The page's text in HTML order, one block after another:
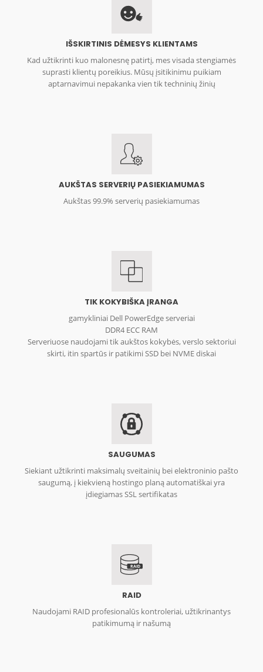
IŠSKIRTINIS DĖMESYS KLIENTAMS
Kad užtikrinti kuo malonesnę patirtį, mes visada stengiamės
suprasti klientų poreikius. Mūsų įsitikinimu puikiam
aptarnavimui nepakanka vien tik techninių žinių
AUKŠTAS SERVERIŲ PASIEKIAMUMAS
Aukštas 99.9% serverių pasiekiamumas
TIK KOKYBIŠKA ĮRANGA
gamykliniai Dell PowerEdge serveriai
DDR4 ECC RAM
Serveriuose naudojami tik aukštos kokybės, verslo sektoriui
skirti, itin spartūs ir patikimi SSD bei NVME diskai
SAUGUMAS
Siekiant užtikrinti maksimalų sveitainių bei elektroninio pašto
saugumą, į kiekvieną hostingo planą automatiškai yra
įdiegiamas SSL sertifikatas
RAID
RAID
Naudojami RAID profesionalūs kontroleriai, užtikrinantys
patikimumą ir našumą